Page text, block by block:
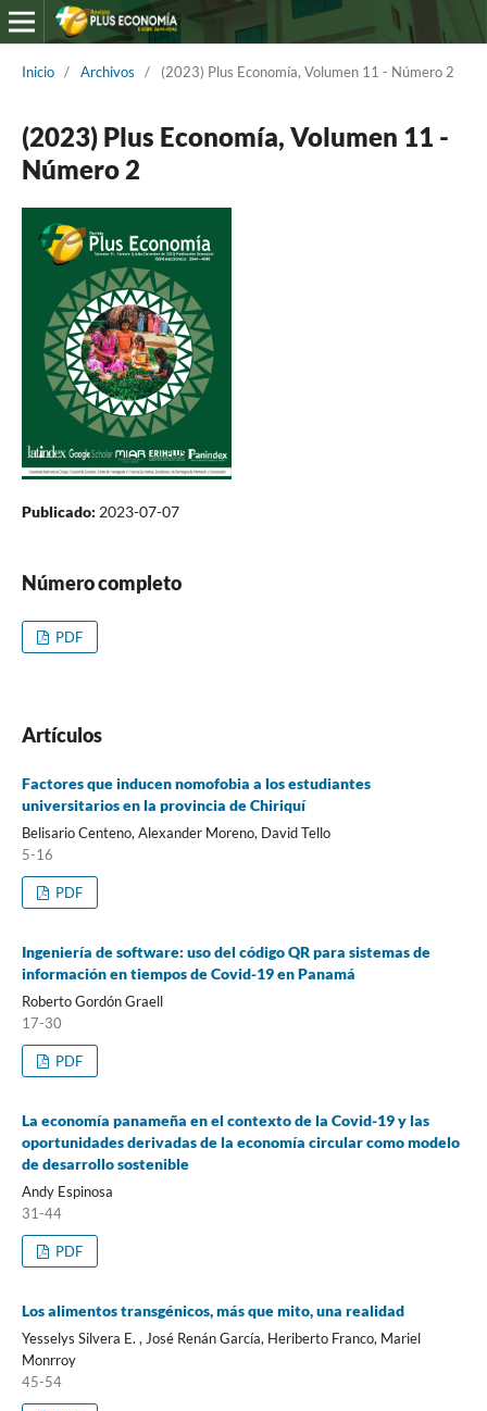
Inicio / Archivos / (2023) Plus Economía, Volumen 11 - Número 2
(2023) Plus Economía, Volumen 11 -
Número 2
Publicado: 2023-07-07
Número completo
PDF
Artículos
Factores que inducen nomofobia a los estudiantes
universitarios en la provincia de Chiriquí
Belisario Centeno, Alexander Moreno, David Tello
5-16
PDF
Ingeniería de software: uso del código QR para sistemas de
información en tiempos de Covid-19 en Panamá
Roberto Gordón Graell
17-30
PDF
La economía panameña en el contexto de la Covid-19 y las
oportunidades derivadas de la economía circular como modelo
de desarrollo sostenible
Andy Espinosa
31-44
PDF
Los alimentos transgénicos, más que mito, una realidad
Yesselys Silvera E. , José Renán García, Heriberto Franco, Mariel
Monrroy
45-54